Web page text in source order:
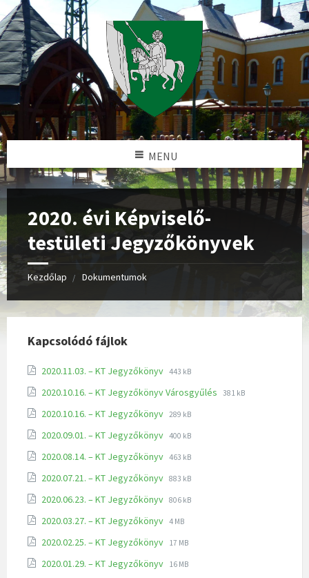
MENU
2020. évi Képviselő-
testületi Jegyzőkönyvek
Kezdőlap Dokumentumok
Kapcsolódó fájlok
2020.11.03. – KT Jegyzőkönyv 443 kB
2020.10.16. – KT Jegyzőkönyv Városgyűlés 381 kB
2020.10.16. – KT Jegyzőkönyv 289 kB
2020.09.01. – KT Jegyzőkönyv 400 kB
2020.08.14. – KT Jegyzőkönyv 463 kB
2020.07.21. – KT Jegyzőkönyv 883 kB
2020.06.23. – KT Jegyzőkönyv 806 kB
2020.03.27. – KT Jegyzőkönyv 4 MB
2020.02.25. – KT Jegyzőkönyv 17 MB
2020.01.29. – KT Jegyzőkönyv 16 MB